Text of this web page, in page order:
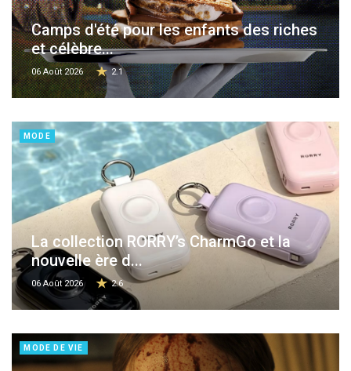
Camps d'été pour les enfants des riches
et célèbre...
06 Août 2026 2.1
MODE
La collection RORRY’s CharmGo et la
nouvelle ère d...
06 Août 2026 2.6
MODE DE VIE